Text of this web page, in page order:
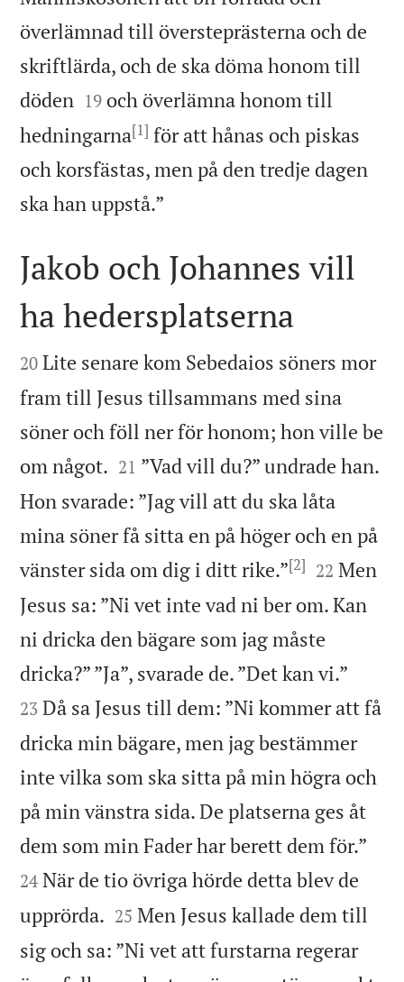
överlämnad till översteprästerna och de
skriftlärda, och de ska döma honom till
döden 

19 och överlämna honom till
hedningarna[1] för att hånas och piskas
och korsfästas, men på den tredje dagen
ska han uppstå.”

Jakob och Johannes vill
ha hedersplatserna

20 Lite senare kom Sebedaios söners mor
fram till Jesus tillsammans med sina
söner och föll ner för honom; hon ville be
om något. 

21 ”Vad vill du?” undrade han.
Hon svarade: ”Jag vill att du ska låta
mina söner få sitta en på höger och en på
vänster sida om dig i ditt rike.”[2] 

22 Men
Jesus sa: ”Ni vet inte vad ni ber om. Kan
ni dricka den bägare som jag måste
dricka?” ”Ja”, svarade de. ”Det kan vi.”
23 Då sa Jesus till dem: ”Ni kommer att få
dricka min bägare, men jag bestämmer
inte vilka som ska sitta på min högra och
på min vänstra sida. De platserna ges åt
dem som min Fader har berett dem för.”
24 När de tio övriga hörde detta blev de
upprörda. 

25 Men Jesus kallade dem till
sig och sa: ”Ni vet att furstarna regerar